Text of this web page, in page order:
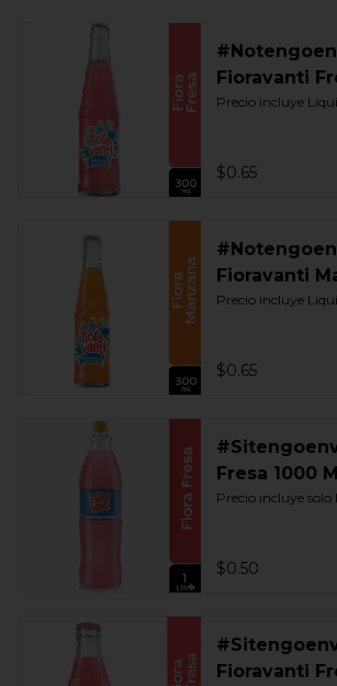
Fioravanti
Retornable
Precio incluye
$0.65
Fioravanti
ML.
Precio incluye
$0.65
Fresa 1000
Retornable
Precio incluye solo
$0.50
Fioravanti